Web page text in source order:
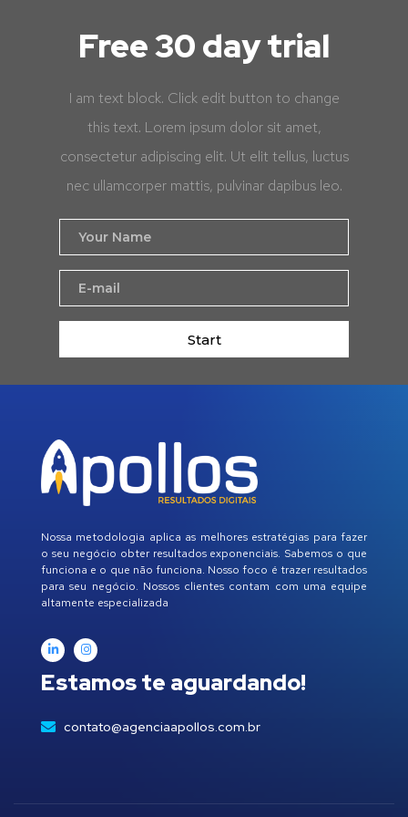
Free 30 day trial
I am text block. Click edit button to change
this text. Lorem ipsum dolor sit amet,
consectetur adipiscing elit. Ut elit tellus, luctus
nec ullamcorper mattis, pulvinar dapibus leo.
Start
Nossa metodologia aplica as melhores estratégias para fazer
o seu negócio obter resultados exponenciais. Sabemos o que
funciona e o que não funciona. Nosso foco é trazer resultados
para seu negócio. Nossos clientes contam com uma equipe
altamente especializada
Estamos te aguardando!
contato@agenciaapollos.com.br